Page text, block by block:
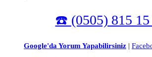
☎️ (0505) 815 15
Google'da Yorum Yapabilirsiniz |